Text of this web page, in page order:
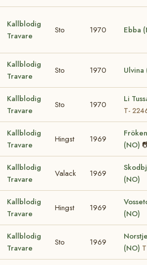
Kallblodig
Travare
Sto 1970 Ebba
Kallblodig
Travare
Sto 1970 Ulvina
Kallblodig
Travare
Sto 1970
Li
T-
Kallblodig
Travare
Hingst 1969
(NO)
Kallblodig
Travare
Valack 1969
(NO)
Kallblodig
Travare
Hingst 1969
(NO)
Kallblodig
Travare
Sto 1969
(NO)